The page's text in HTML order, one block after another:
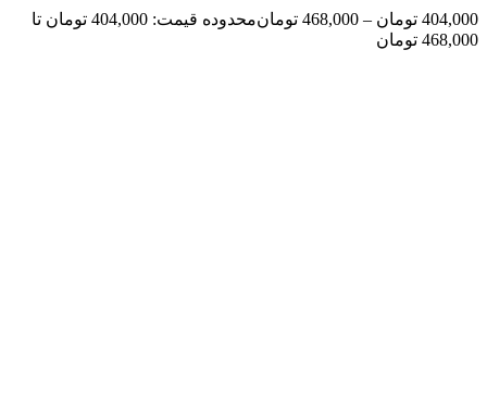
404,000 تومان –
468,000 تومان
محدوده قیمت: 404,000 تومان تا
468,000 تومان